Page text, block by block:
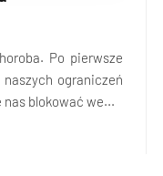
Po pierwsze
ograniczeń
blokować we...